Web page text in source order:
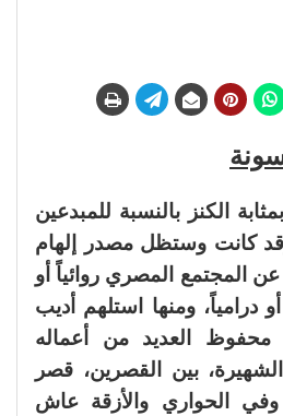
الكنز بالنسبة للمبدعين
كانت وستظل مصدر إلهام
المجتمع المصري روائياً أو
درامياً، ومنها استلهم أديب
محفوظ العديد من أعماله
بين القصرين، قصر
وفي الحواري والأزقة عاش